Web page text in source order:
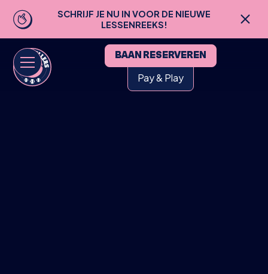
SCHRIJF JE NU IN VOOR DE NIEUWE
LESSENREEKS!
BAAN RESERVEREN
Pay & Play